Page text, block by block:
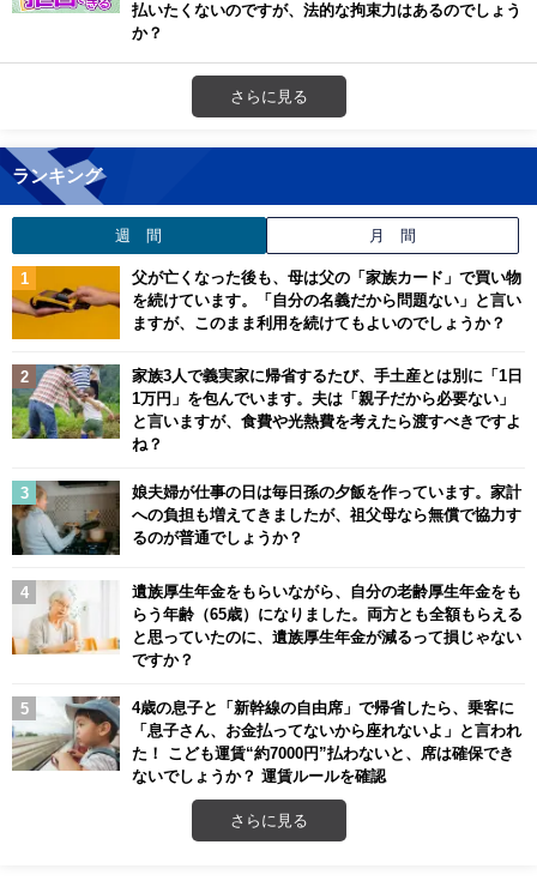
払いたくないのですが、法的な拘束力はあるのでしょう
か？
さらに見る
ランキング
週 間 月 間
父が亡くなった後も、母は父の「家族カード」で買い物
を続けています。「自分の名義だから問題ない」と言い
ますが、このまま利用を続けてもよいのでしょうか？
家族3人で義実家に帰省するたび、手土産とは別に「1日
1万円」を包んでいます。夫は「親子だから必要ない」
と言いますが、食費や光熱費を考えたら渡すべきですよ
ね？
娘夫婦が仕事の日は毎日孫の夕飯を作っています。家計
への負担も増えてきましたが、祖父母なら無償で協力す
るのが普通でしょうか？
遺族厚生年金をもらいながら、自分の老齢厚生年金をも
らう年齢（65歳）になりました。両方とも全額もらえる
と思っていたのに、遺族厚生年金が減るって損じゃない
ですか？
4歳の息子と「新幹線の自由席」で帰省したら、乗客に
「息子さん、お金払ってないから座れないよ」と言われ
た！ こども運賃“約7000円”払わないと、席は確保でき
ないでしょうか？ 運賃ルールを確認
さらに見る